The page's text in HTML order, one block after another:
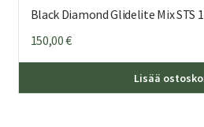
Black Diamond Glidelite Mix STS
150,00€
Lisää